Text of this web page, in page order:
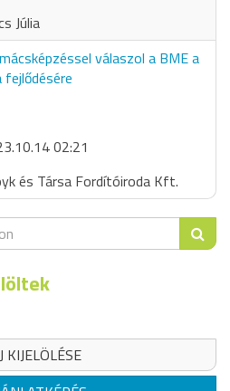
Júlia
válaszol a BME a
02:21
és Társa Fordítóiroda Kft.
KIJELÖLÉSE